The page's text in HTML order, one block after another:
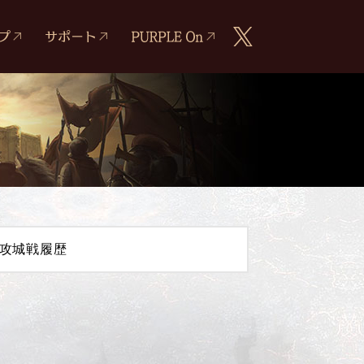
城戦履歴